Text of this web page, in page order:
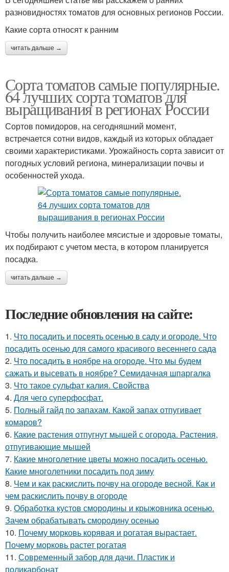
разновидностях томатов для основных регионов России.
Какие сорта относят к ранним
читать дальше →
Сорта томатов самые популярные.
64 лучших сорта томатов для
выращивания в регионах России
Сортов помидоров, на сегодняшний момент,
встречается сотни видов, каждый из которых обладает
своими характеристиками. Урожайность сорта зависит от
погодных условий региона, минерализации почвы и
особенностей ухода.
Чтобы получить наиболее мясистые и здоровые томаты,
их подбирают с учетом места, в котором планируется
посадка.
читать дальше →
Последние обновления на сайте:
1. Что посадить и посеять осенью в саду и огороде. Что
посадить осенью для самого красивого весеннего сада
2. Что посадить в ноябре на огороде. Что мы будем
сажать и высевать в ноябре? Семидачная шпаргалка
3. Что такое сульфат калия. Свойства
4. Для чего суперфосфат.
5. Полный гайд по запахам. Какой запах отпугивает
комаров?
6. Какие растения отпугнут мышей с огорода. Растения,
отпугивающие мышей
7. Какие многолетние цветы можно посадить осенью.
Какие многолетники посадить под зиму
8. Чем и как раскислить почву на огороде весной. Как и
чем раскислить почву в огороде
9. Обработка кустов смородины и крыжовника осенью.
Зачем обрабатывать смородину осенью
10. Почему морковь корявая и рогатая вырастает.
Почему морковь растет рогатая
11. Современный забор для дачи. Пластик и
поликарбонат